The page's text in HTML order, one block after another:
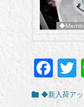
カ ◆新入荷アッ